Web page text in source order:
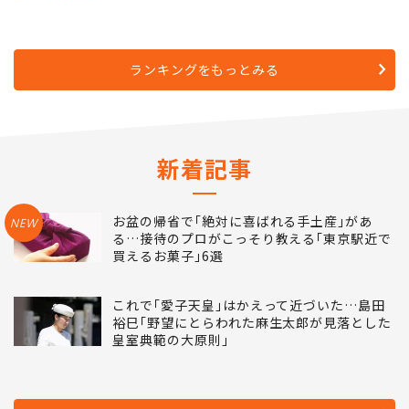
ランキングをもっとみる
新着記事
NEW
お盆の帰省で｢絶対に喜ばれる手土産｣があ
る…接待のプロがこっそり教える｢東京駅近で
買えるお菓子｣6選
これで｢愛子天皇｣はかえって近づいた…島田
裕巳｢野望にとらわれた麻生太郎が見落とした
皇室典範の大原則｣